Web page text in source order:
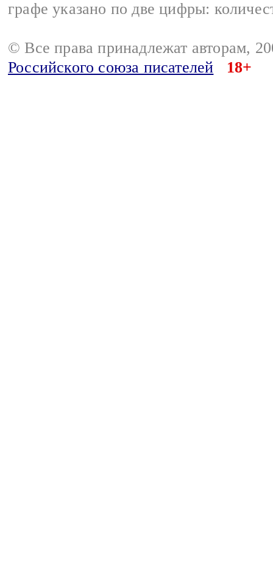
графе указано по две цифры:
© Все права принадлежат авторам,
Российского союза писателей
18+